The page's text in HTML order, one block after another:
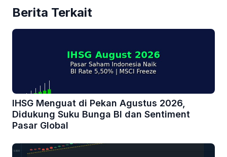
Berita Terkait
IHSG Menguat di Pekan Agustus 2026,
Didukung Suku Bunga BI dan Sentiment
Pasar Global